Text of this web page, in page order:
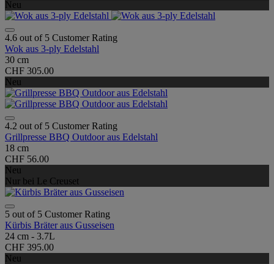
Neu
4.6 out of 5 Customer Rating
Wok aus 3-ply Edelstahl
30 cm
CHF 305.00
Neu
4.2 out of 5 Customer Rating
Grillpresse BBQ Outdoor aus Edelstahl
18 cm
CHF 56.00
Neu
Nur bei Le Creuset
5 out of 5 Customer Rating
Kürbis Bräter aus Gusseisen
24 cm - 3.7L
CHF 395.00
Neu